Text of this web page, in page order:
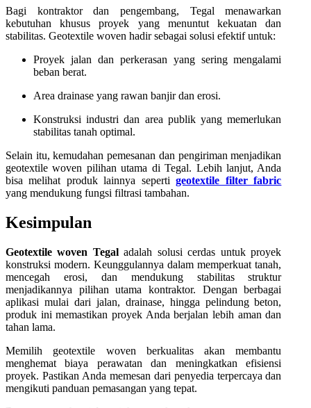
Bagi kontraktor dan pengembang, Tegal menawarkan
kebutuhan khusus proyek yang menuntut kekuatan dan
stabilitas. Geotextile woven hadir sebagai solusi efektif untuk:
Proyek jalan dan perkerasan yang sering mengalami
beban berat.
Area drainase yang rawan banjir dan erosi.
Konstruksi industri dan area publik yang memerlukan
stabilitas tanah optimal.
Selain itu, kemudahan pemesanan dan pengiriman menjadikan
geotextile woven pilihan utama di Tegal. Lebih lanjut, Anda
bisa melihat produk lainnya sepertigeotextile filter fabric
yang mendukung fungsi filtrasi tambahan.
Kesimpulan
Geotextile woven Tegaladalah solusi cerdas untuk proyek
konstruksi modern. Keunggulannya dalam memperkuat tanah,
mencegah erosi, dan mendukung stabilitas struktur
menjadikannya pilihan utama kontraktor. Dengan berbagai
aplikasi mulai dari jalan, drainase, hingga pelindung beton,
produk ini memastikan proyek Anda berjalan lebih aman dan
tahan lama.
Memilih geotextile woven berkualitas akan membantu
menghemat biaya perawatan dan meningkatkan efisiensi
proyek. Pastikan Anda memesan dari penyedia terpercaya dan
mengikuti panduan pemasangan yang tepat.